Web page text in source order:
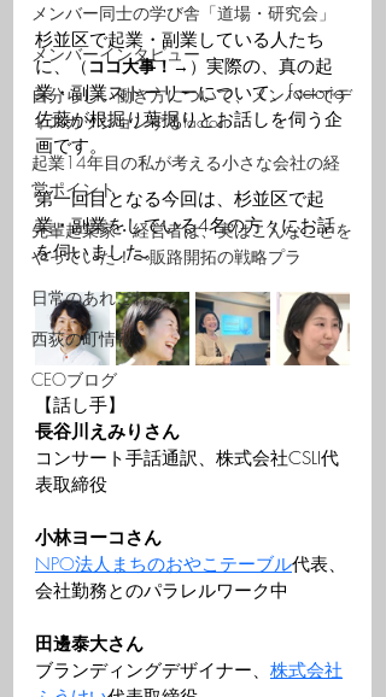
メンバー同士の学び舎「道場・研究会」
メンバーインタビュー
自分らしい働き方について、メンバーでデ
ィスカッションするfactori
起業14年目の私が考える小さな会社の経
営ポイント
先輩起業家・経営者は、実はこんなことを
やっていた！〜販路開拓の戦略プラ
日常のあれこれ
西荻の町情報
CEOブログ
杉並区で起業・副業している人たち
に、 （ ココ大事！→） 実際の、真の起
業・副業ストーリーについて、factoria
佐藤が根掘り葉掘りとお話しを伺う企
画です。
第一回目となる今回は、杉並区で起
業・副業をしている4名の方々にお話
を伺いました。
【話し手】
長谷川えみりさん
コンサート手話通訳、株式会社CSLI代
表取締役
小林ヨーコさん
NPO法人まちのおやこテーブル代表、
会社勤務とのパラレルワーク中
田邊泰大さん
ブランディングデザイナー、 株式会社